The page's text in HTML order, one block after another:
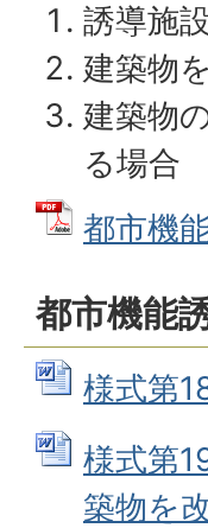
誘導施
建築物
建築物
る場合
都市機
都市機能
様式第
様式第
築物を